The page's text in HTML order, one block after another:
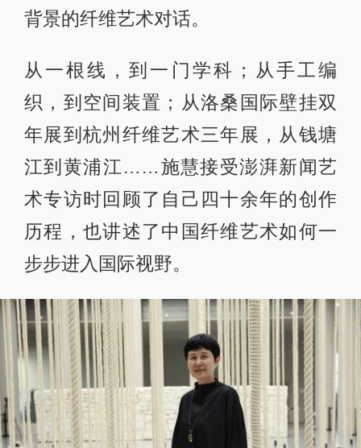
背景的纤维艺术对话。
从一根线，到一门学科；从手工编
织，到空间装置；从洛桑国际壁挂双
年展到杭州纤维艺术三年展，从钱塘
江到黄浦江……施慧接受澎湃新闻艺
术专访时回顾了自己四十余年的创作
历程，也讲述了中国纤维艺术如何一
步步进入国际视野。